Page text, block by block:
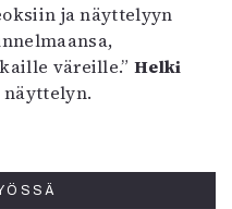
ja näyttelyyn
väreille.”Helki
näyttelyn.